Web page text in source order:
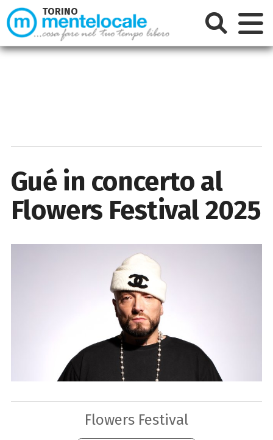
Gué in concerto al
Flowers Festival 2025
Flowers Festival
TORINO